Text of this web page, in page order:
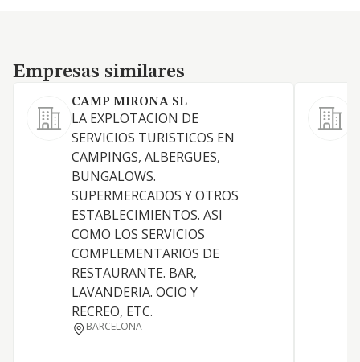
Empresas similares
Empresas similares
CAMP MIRONA SL
LA EXPLOTACION DE
SERVICIOS TURISTICOS EN
CAMPINGS, ALBERGUES,
BUNGALOWS.
SUPERMERCADOS Y OTROS
ESTABLECIMIENTOS. ASI
COMO LOS SERVICIOS
COMPLEMENTARIOS DE
RESTAURANTE. BAR,
LAVANDERIA. OCIO Y
RECREO, ETC.
BARCELONA